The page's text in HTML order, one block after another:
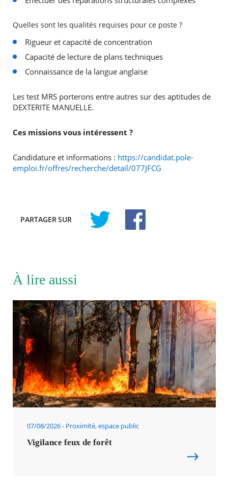
Quelles sont les qualités requises pour ce poste ?
Rigueur et capacité de concentration
Capacité de lecture de plans techniques
Connaissance de la langue anglaise
Les test MRS porterons entre autres sur des aptitudes de
DEXTERITE MANUELLE.
Ces missions vous intéressent ?
Candidature et informations : https://candidat.pole-
emploi.fr/offres/recherche/detail/077JFCG
PARTAGERSUR
À lire aussi
07/08/2026 Proximité, espace public
Vigilance feux de forêt